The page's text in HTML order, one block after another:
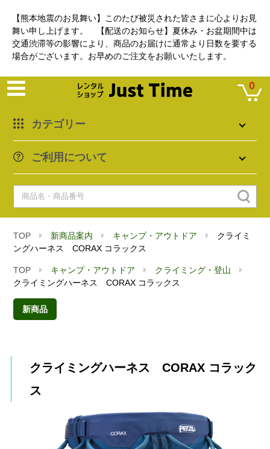
【熊本地震のお見舞い】このたび被災された皆さまに心よりお見
舞い申し上げます。 【配送のお知らせ】夏休み・お盆期間中は
交通渋滞等の影響により、商品のお届けに通常より日数を要する
場合がございます。お早めのご注文をお願いいたします。
カテゴリー
ご利用について
0
TOP 新商品案内 キャンプ・アウトドア
クライミ
ングハーネス CORAX コラックス
TOP キャンプ・アウトドア
クライミング・登山
クライミングハーネス CORAX コラックス
新商品
クライミングハーネス CORAX コラック
ス